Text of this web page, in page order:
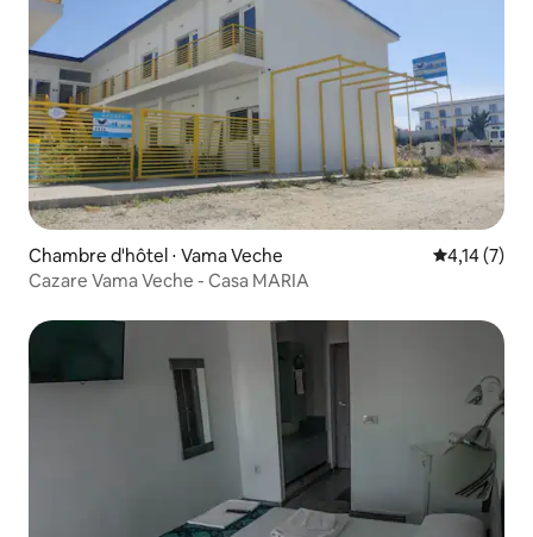
Chambre d'hôtel ⋅ Vama Veche Évaluation
4,14 (7)
Cazare Vama Veche - Casa MARIA